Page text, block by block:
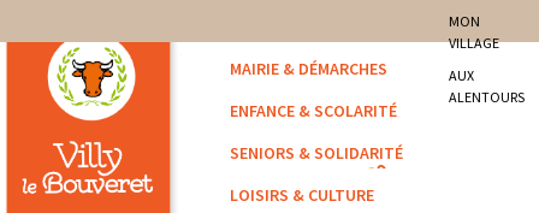
Villy-le-Bouveret
MON
VILLAGE
AUX
ALENTOURS
MAIRIE & DÉMARCHES
ENFANCE & SCOLARITÉ
SENIORS & SOLIDARITÉ
LOISIRS & CULTURE